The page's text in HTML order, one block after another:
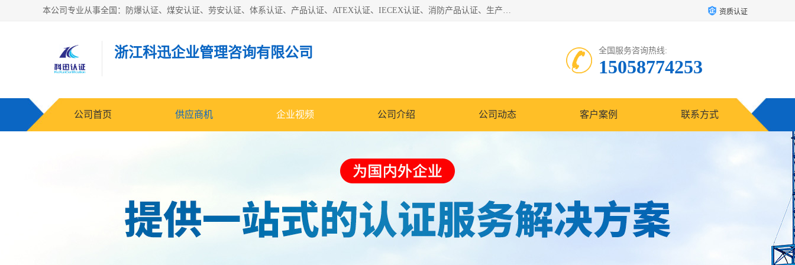
本公司专业从事全国：防爆认证、煤安认证、劳安认证、体系认证、产品认证、ATEX认证、IECEX认证、消防产品认证、生产认可证、验厂指导、认证技术支持、企业管理策划等一站式咨询服务。 用我们的智慧、经验、真诚与勤恳，分享成长的喜悦！ 全国24小时咨询热线：* 认证咨询：张老师（全国*） 资质认证
浙江科迅企业管理咨询有限公司 全国服务咨询热线:
15058774253
公司首页 供应商机 企业视频 公司介绍 公司动态 客户案例 联系方式